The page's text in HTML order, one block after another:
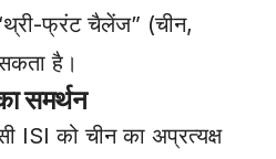
फ्रंट चैलेंज” (चीन,
है।
समर्थन
ISI को चीन का अप्रत्यक्ष